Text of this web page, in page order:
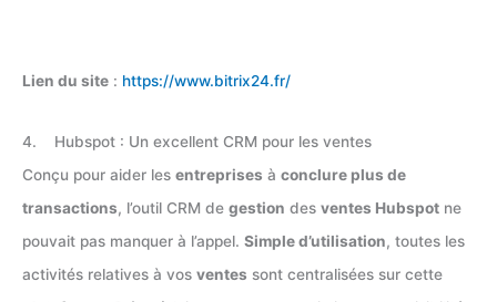
Lien du site : https://www.bitrix24.fr/
4. Hubspot : Un excellent CRM pour les ventes
Conçu pour aider les entreprises à conclure plus de
transactions, l’outil CRM de gestion des ventes Hubspot ne
pouvait pas manquer à l’appel. Simple d’utilisation, toutes les
activités relatives à vos ventes sont centralisées sur cette